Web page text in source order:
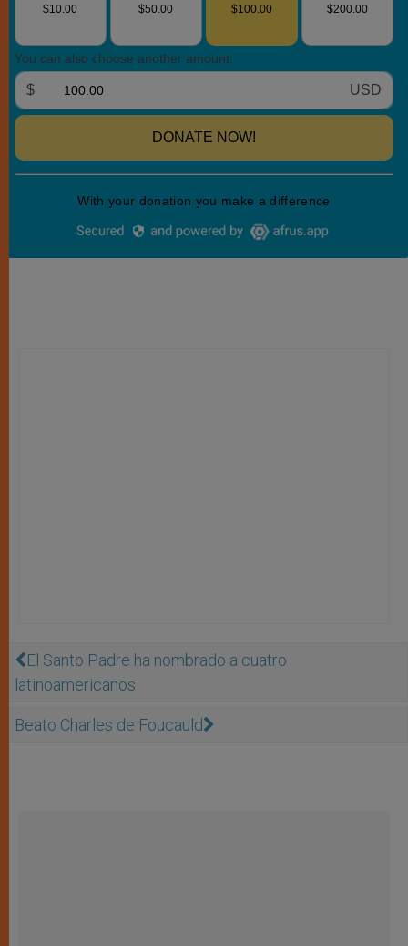
El Santo Padre ha nombrado a cuatro
latinoamericanos
Beato Charles de Foucauld